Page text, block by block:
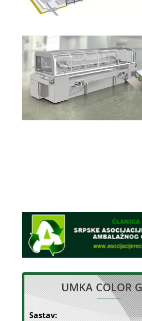
UMKA COLOR
Sastav: